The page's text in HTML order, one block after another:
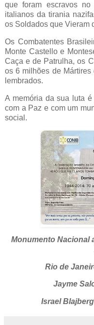
que foram escravos
italianos da tirania
os Soldados que Vieram
Os Combatentes
Monte Castello e
Caça e de Patrulha, os
os 6 milhões de
lembrados.
A memória da sua luta
com a Paz e com um
social.
Monumento Nacional
Rio de
Jayme
Israel